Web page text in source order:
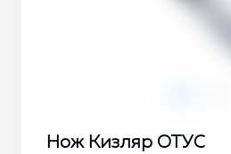
Нож Кизляр ОТУС